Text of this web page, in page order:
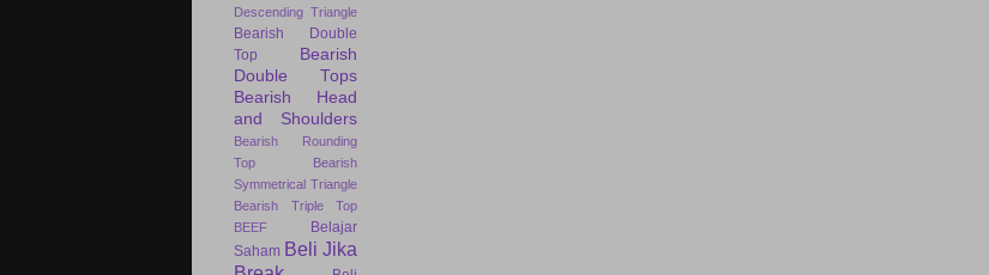
Descending Triangle
Bearish Double
Top
Bearish
Double Tops
Bearish Head
and Shoulders
Bearish Rounding
Top
Bearish
Symmetrical Triangle
Bearish Triple Top
BEEF
Belajar
Saham Beli Jika